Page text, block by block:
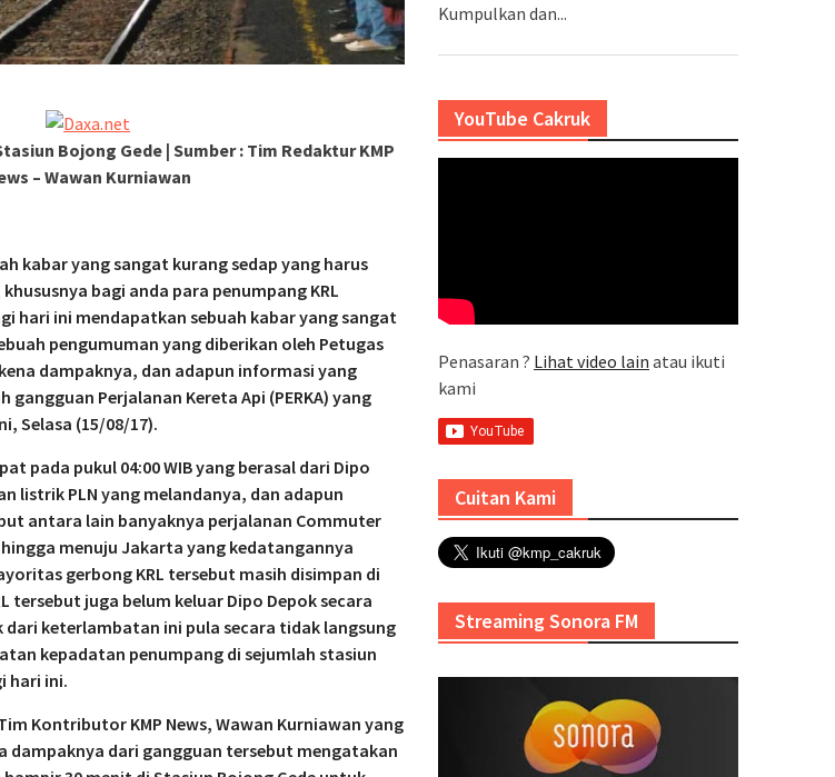
Bojong Gede | Sumber : Tim Redaktur KMP
– Wawan Kurniawan
kabar yang sangat kurang sedap yang harus
bagi anda para penumpang KRL
hari ini mendapatkan sebuah kabar yang sangat
pengumuman yang diberikan oleh Petugas
dampaknya, dan adapun informasi yang
Perjalanan Kereta Api (PERKA) yang
Selasa (15/08/17).
pada pukul 04:00 WIB yang berasal dari Dipo
listrik PLN yang melandanya, dan adapun
antara lain banyaknya perjalanan Commuter
menuju Jakarta yang kedatangannya
gerbong KRL tersebut masih disimpan di
tersebut juga belum keluar Dipo Depok secara
dari keterlambatan ini pula secara tidak langsung
kepadatan penumpang di sejumlah stasiun
hari ini.
Kontributor KMP News, Wawan Kurniawan yang
dampaknya dari gangguan tersebut mengatakan
Kumpulkan dan...
YouTube Cakruk
Penasaran ? Lihat video lain atau ikuti
kami
Cuitan Kami
Streaming Sonora FM